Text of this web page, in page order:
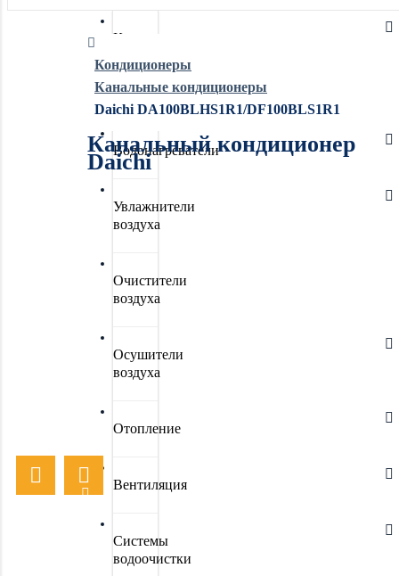
Кондиционеры
Обогреватели
Водонагреватели
Увлажнители
воздуха
Очистители
воздуха
Осушители
воздуха
Отопление
Вентиляция
Системы
водоочистки
Кондиционеры
Канальные кондиционеры
Daichi DA100BLHS1R1/DF100BLS1R1
Канальный кондиционер
Daichi